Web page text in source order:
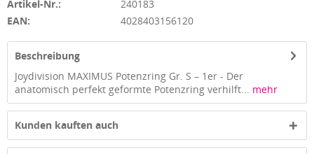
Artikel-Nr.:
240183
EAN:
4028403156120
Beschreibung
Joydivision MAXIMUS Potenzring Gr. S – 1er - Der
anatomisch perfekt geformte Potenzring verhilft... mehr
Kunden kauften auch